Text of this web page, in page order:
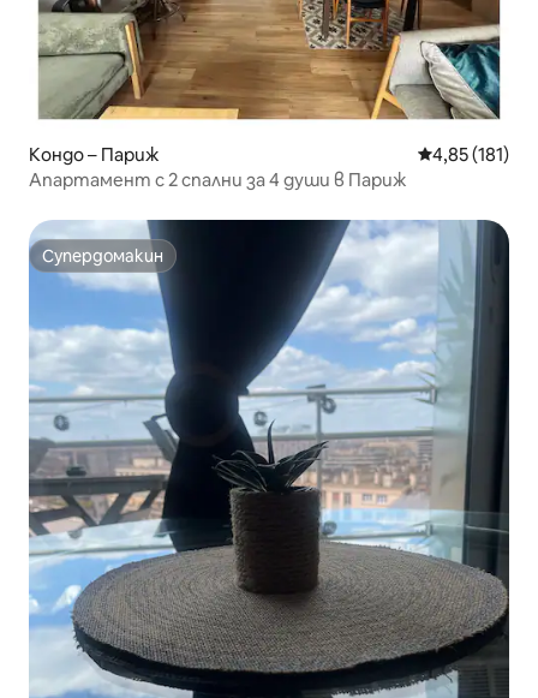
Кондо – Париж Средна
4,85 (181)
Апартамент с 2 спални за 4 души в Париж
Супердомакин
Супердомакин